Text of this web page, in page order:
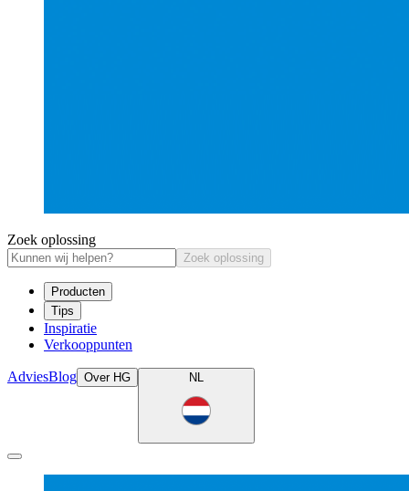
Zoek oplossing
Zoek oplossing
Producten
Tips
Inspiratie
Verkooppunten
AdviesBlog Over HG NL